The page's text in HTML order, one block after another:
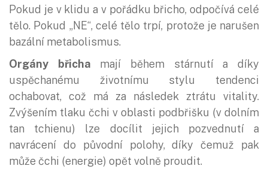
Pokud je v klidu a v pořádku břicho, odpočívá celé
tělo. Pokud „NE“, celé tělo trpí, protože je narušen
bazální metabolismus.
Orgány břicha mají během stárnutí a díky
uspěchanému životnímu stylu tendenci
ochabovat, což má za následek ztrátu vitality.
Zvýšením tlaku čchi v oblasti podbřišku (v dolním
tan tchienu) lze docílit jejich pozvednutí a
navrácení do původní polohy, díky čemuž pak
může čchi (energie) opět volně proudit.